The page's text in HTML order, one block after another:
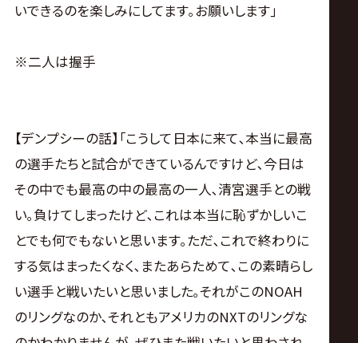
いできるのを楽しみにしてます｡お願いします｣
※二人は握手
【デンプシーの話】｢こうして日本に来て､本当に最高
の選手たちと試合ができているんですけど､今日は
その中でも最高の中の最高の一人､清宮選手との戦
い｡負けてしまったけど､これは本当に恥ずかしいこ
とでも何でもないと思います｡ただ､これで終わりに
する気はまったくなく､またあらためて､この素晴らし
い選手と戦いたいと思いました｡それがこのNOAH
のリングなのか､それともアメリカのNXTのリングな